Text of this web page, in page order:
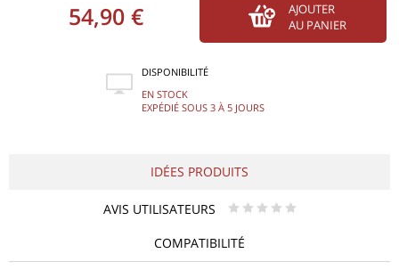
54,90 €
AJOUTER
AU PANIER
DISPONIBILITÉ
EN STOCK
EXPÉDIÉ SOUS 3 À 5 JOURS
IDÉES PRODUITS
AVIS UTILISATEURS * * * * *
COMPATIBILITÉ